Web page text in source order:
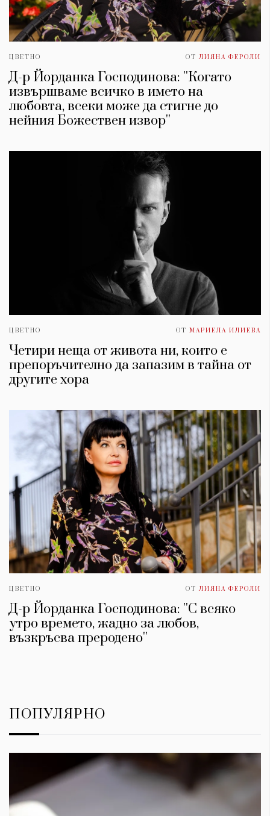
ЦВЕТНО ОТ ЛИЯНА ФЕРОЛИ
Д-р Йорданка Господинова: ''Когато
извършваме всичко в името на
любовта, всеки може да стигне до
нейния Божествен извор''
ЦВЕТНО ОТ МАРИЕЛА ИЛИЕВА
Четири неща от живота ни, които е
препоръчително да запазим в тайна от
другите хора
ЦВЕТНО ОТ ЛИЯНА ФЕРОЛИ
Д-р Йорданка Господинова: ''С всяко
утро времето, жадно за любов,
възкръсва преродено''
ПОПУЛЯРНО